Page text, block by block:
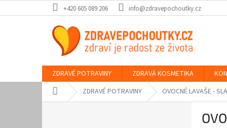
na
+420 605 089 206 info@zdravepochoutky.cz
ZDRAVÉ POTRAVINY ZDRAVÁ KOSMETIKA
Domů ZDRAVÉ POTRAVINY OVOCNÉ LAVAŠE -